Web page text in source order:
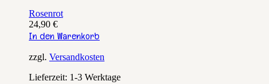
Rosenrot
24,90 €
In den Warenkorb
zzgl. Versandkosten
Lieferzeit: 1-3 Werktage